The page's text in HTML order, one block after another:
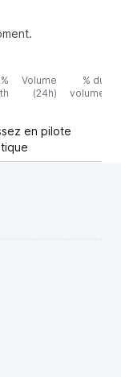
Volume
(24h)
% du
volume
en pilote